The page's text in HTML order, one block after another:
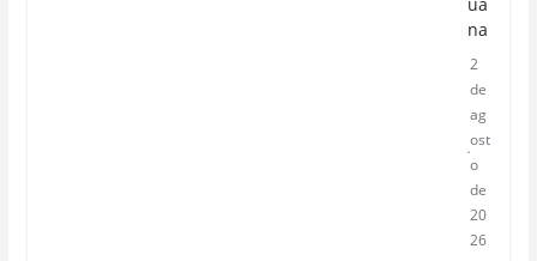
na
2
de
ag
ost
o
de
20
26